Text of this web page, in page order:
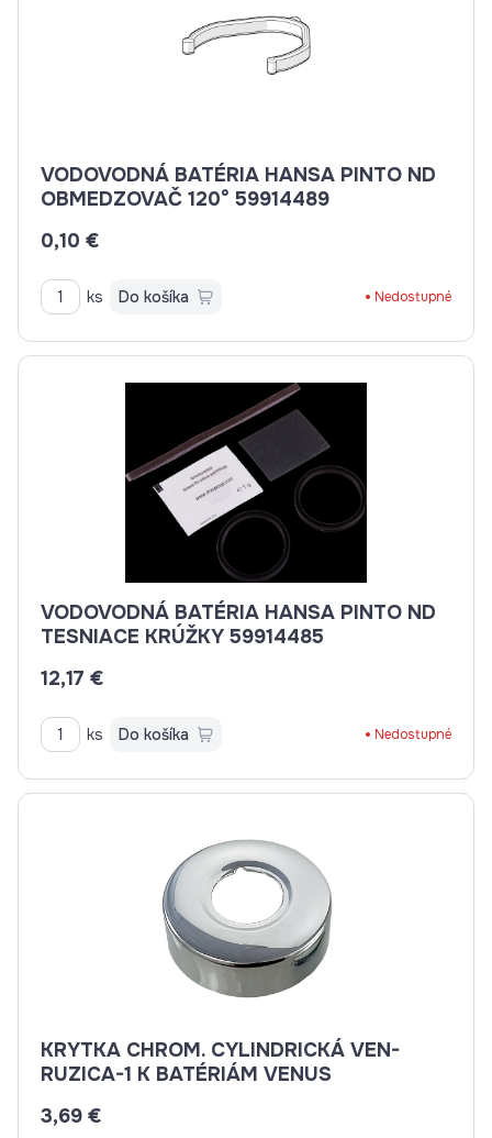
VODOVODNÁ BATÉRIA HANSA PINTO ND
OBMEDZOVAČ 120° 59914489
0,10 €
ks Do košíka Nedostupné
VODOVODNÁ BATÉRIA HANSA PINTO ND
TESNIACE KRÚŽKY 59914485
12,17 €
ks Do košíka Nedostupné
KRYTKA CHROM. CYLINDRICKÁ VEN-
RUZICA-1 K BATÉRIÁM VENUS
3,69 €